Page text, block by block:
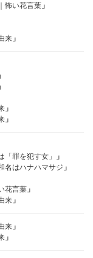
怖い花言葉 」
来 」
」
」
」
」
罪を犯す女」
」
名はハナハマサジ 」
花言葉 」
来 」
来 」
」